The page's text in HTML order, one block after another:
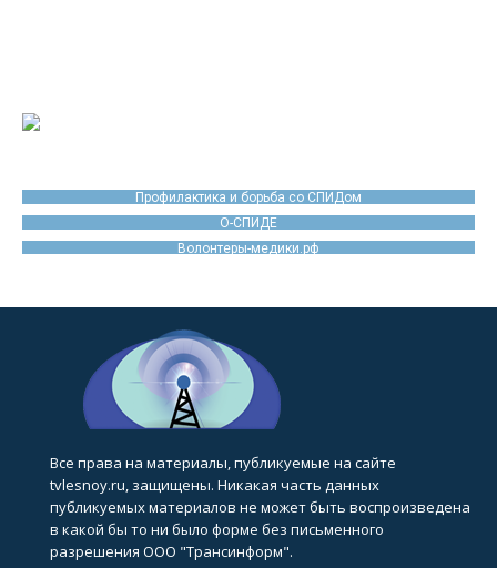
Профилактика и борьба со СПИДом
О-СПИДЕ
Волонтеры-медики.рф
Все права на материалы, публикуемые на сайте
tvlesnoy.ru, защищены. Никакая часть данных
публикуемых материалов не может быть воспроизведена
в какой бы то ни было форме без письменного
разрешения ООО "Трансинформ".